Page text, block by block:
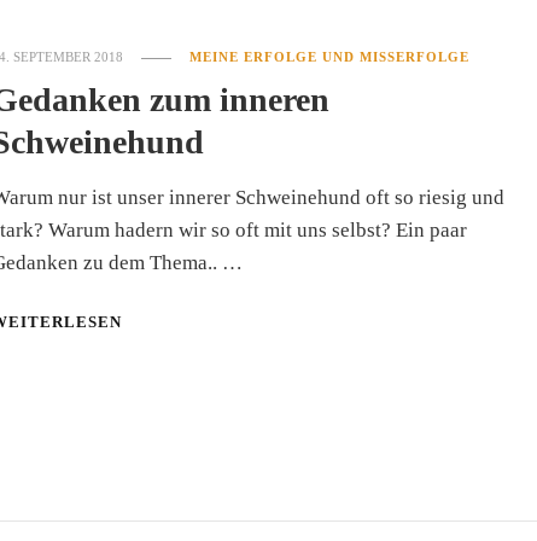
SEPTEMBER 2018 MEINE ERFOLGE UND MISSERFOLGE
zum inneren
nur ist unser innerer Schweinehund oft so riesig und
Warum hadern wir so oft mit uns selbst? Ein paar
zu dem Thema.. …